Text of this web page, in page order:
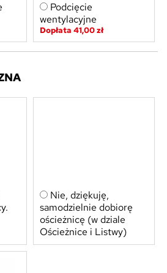
Podcięcie
wentylacyjne
Dopłata 41,00 zł
Nie, dziękuję,
samodzielnie dobiorę
ościeżnicę (w dziale
Ościeżnice i Listwy)